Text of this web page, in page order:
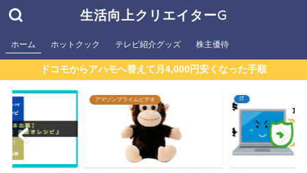
生活向上クリエイターG
ホーム ホットクック テレビ紹介グッズ 株主優待
ドコモからアハモへ替えて月4,000円安くなった手順
アマゾンプライムビデオ IT